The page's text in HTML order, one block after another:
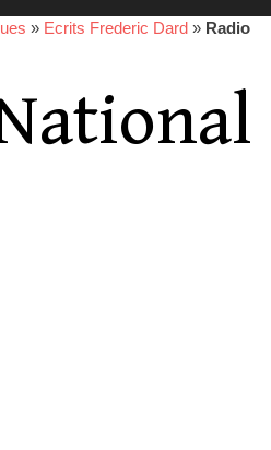
» Ecrits Frederic Dard » Radio